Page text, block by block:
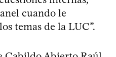
cuando le
temas de la LUC”.